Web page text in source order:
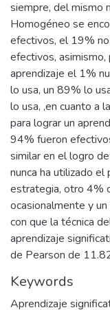
siempre, del mismo
Homogéneo se
efectivos, el 19%
efectivos,
aprendizaje el 1%
lo usa, un 89% lo
lo usa, ,en cuanto a
para lograr un
94% fueron
similar en el logro
nunca ha utilizado
estrategia, otro 4%
ocasionalmente y
con que la técnica
aprendizaje
de Pearson de
Keywords
Aprendizaje